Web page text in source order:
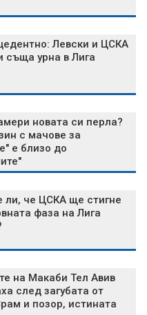
Левски и ЦСКА
съща урна в Лига
новата си перла?
с мачове за
е близо до
ли, че ЦСКА ще стигне
фаза на Лига
на Макаби Тел Авив
след загубата от
и позор, истината